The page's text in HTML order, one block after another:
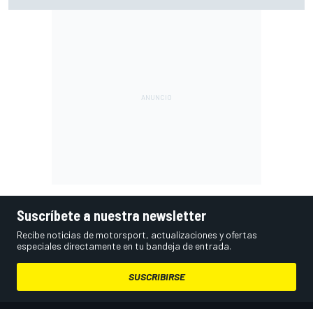
Suscríbete a nuestra newsletter
Recibe noticias de motorsport, actualizaciones y ofertas
especiales directamente en tu bandeja de entrada.
SUSCRIBIRSE